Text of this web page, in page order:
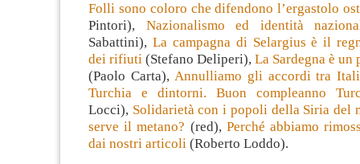
Folli sono coloro che difendono l’ergastolo
Pintori), Nazionalismo ed identità
Sabattini), La campagna di Selargius è il
dei rifiuti (Stefano Deliperi), La Sardegna è un
(Paolo Carta),Annulliamo gli accordi tra
Turchia e dintorni. Buon compleanno
Locci), Solidarietà con i popoli della Siria del
serve il metano? (red), Perché abbiamo
dai nostri articoli (Roberto Loddo).